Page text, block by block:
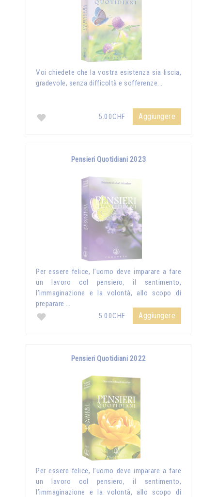
Voi chiedete che la vostra esistenza sia liscia,
gradevole, senza difficoltà e sofferenze...
5.00CHF Aggiungere
Pensieri Quotidiani 2023
Per essere felice, l’uomo deve imparare a fare
un lavoro col pensiero, il sentimento,
l’immaginazione e la volontà, allo scopo di
preparare …
5.00CHF
Aggiungere
Pensieri Quotidiani 2022
Per essere felice, l’uomo deve imparare a fare
un lavoro col pensiero, il sentimento,
l’immaginazione e la volontà, allo scopo di